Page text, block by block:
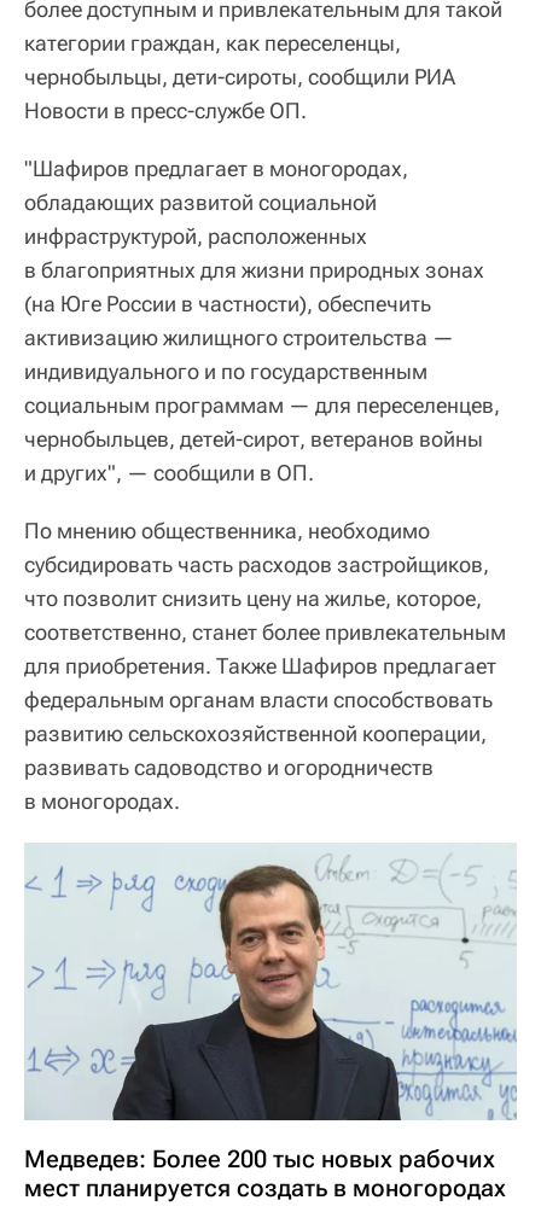
более доступным и привлекательным для такой
категории граждан, как переселенцы,
чернобыльцы, дети-сироты, сообщили РИА
Новости в пресс-службе ОП.
"Шафиров предлагает в моногородах,
обладающих развитой социальной
инфраструктурой, расположенных
в благоприятных для жизни природных зонах
(на Юге России в частности), обеспечить
активизацию жилищного строительства —
индивидуального и по государственным
социальным программам — для переселенцев,
чернобыльцев, детей-сирот, ветеранов войны
и других", — сообщили в ОП.
По мнению общественника, необходимо
субсидировать часть расходов застройщиков,
что позволит снизить цену на жилье, которое,
соответственно, станет более привлекательным
для приобретения. Также Шафиров предлагает
федеральным органам власти способствовать
развитию сельскохозяйственной кооперации,
развивать садоводство и огородничеств
в моногородах.
Медведев: Более 200 тыс новых рабочих
мест планируется создать в моногородах